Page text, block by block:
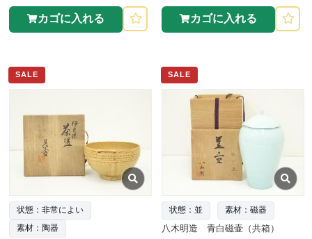
カゴに入れる カゴに入れる
SALE
状態：非常によい
素材：陶器
SALE
状態：並 素材：磁器
八木明造 青白磁壷（共箱）